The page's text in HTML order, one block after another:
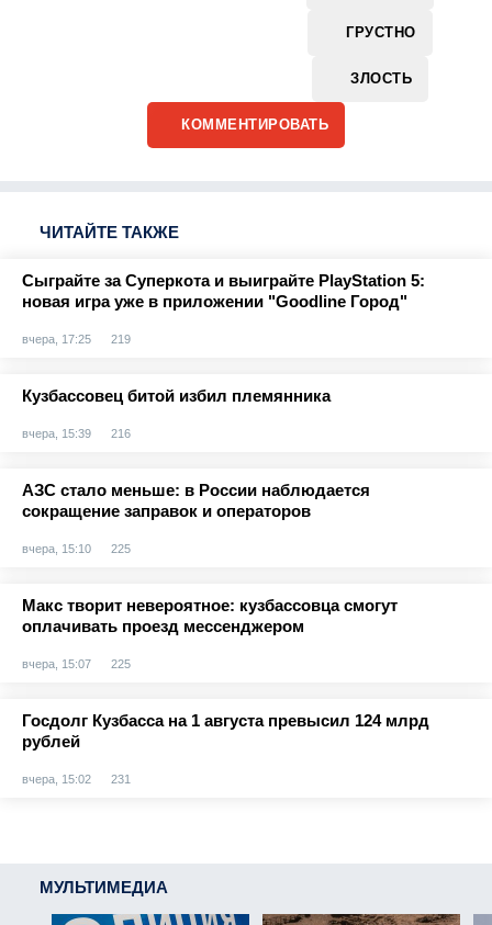
ГРУСТНО
ЗЛОСТЬ
КОММЕНТИРОВАТЬ
ЧИТАЙТЕ ТАКЖЕ
Сыграйте за Суперкота и выиграйте PlayStation 5:
новая игра уже в приложении "Goodline Город"
вчера, 17:25 219
Кузбассовец битой избил племянника
вчера, 15:39 216
АЗС стало меньше: в России наблюдается
сокращение заправок и операторов
вчера, 15:10 225
Макс творит невероятное: кузбассовца смогут
оплачивать проезд мессенджером
вчера, 15:07 225
Госдолг Кузбасса на 1 августа превысил 124 млрд
рублей
вчера, 15:02 231
МУЛЬТИМЕДИА